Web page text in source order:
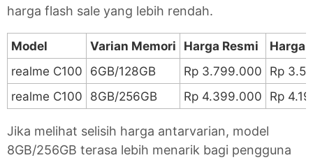
harga flash sale yang lebih rendah.
Model Varian Memori Harga Resmi
Harga
realme C100
6GB/128GB Rp 3.799.000
Rp
realme C100
8GB/256GB Rp 4.399.000 Rp
Jika melihat selisih harga antarvarian, model
8GB/256GB terasa lebih menarik bagi pengguna